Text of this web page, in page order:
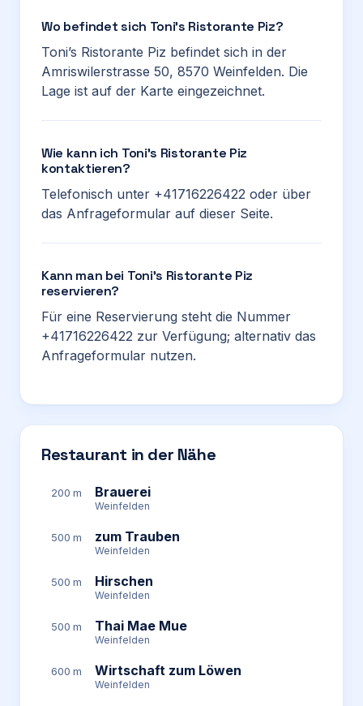
Wo befindet sich Toni’s Ristorante Piz?
Toni’s Ristorante Piz befindet sich in der
Amriswilerstrasse 50, 8570 Weinfelden. Die
Lage ist auf der Karte eingezeichnet.
Wie kann ich Toni’s Ristorante Piz
kontaktieren?
Telefonisch unter +41716226422 oder über
das Anfrageformular auf dieser Seite.
Kann man bei Toni’s Ristorante Piz
reservieren?
Für eine Reservierung steht die Nummer
+41716226422 zur Verfügung; alternativ das
Anfrageformular nutzen.
Restaurant in der Nähe
200 m Brauerei
Weinfelden
500 m zum Trauben
Weinfelden
500 m Hirschen
Weinfelden
500 m Thai Mae Mue
Weinfelden
600 m Wirtschaft zum Löwen
Weinfelden